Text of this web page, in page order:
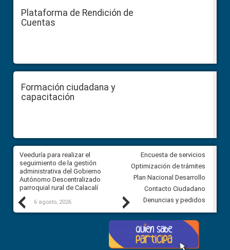
Plataforma de Rendición de
Cuentas
Formación ciudadana y
capacitación
Previous
Veeduría para realizar el
seguimiento de la gestión
administrativa del Gobierno
Autónomo Descentralizado
parroquial rural de Calacalí
6 agosto, 2026
Veeduría para vigilar los
derivados de la Audiencia
comunidad Urbina, parroquia
Carolina
5 agosto, 2026
Next
Encuesta de servicios
Optimización de trámites
Plan Nacional Desarrollo
Contacto Ciudadano
Denuncias y pedidos